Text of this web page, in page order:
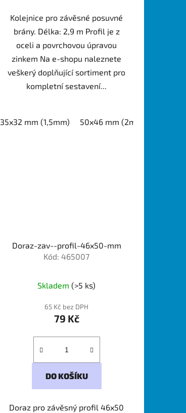
Kolejnice pro závěsné posuvné
brány. Délka: 2,9 m Profil je z
oceli a povrchovou úpravou
zinkem Na e-shopu naleznete
veškerý doplňující sortiment pro
kompletní sestavení...
35x32 mm (1,5mm) 50x46 mm (2mm)
Doraz-zav--profil-46x50-mm
Kód: 465007
Skladem(>5 ks)
65 Kč bez DPH
79 Kč
DO KOŠÍKU
Doraz pro závěsný profil 46x50